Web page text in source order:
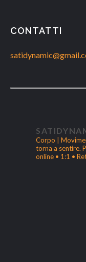
CONTATTI
Corpo |
torna a sentire.
online • 1:1 •